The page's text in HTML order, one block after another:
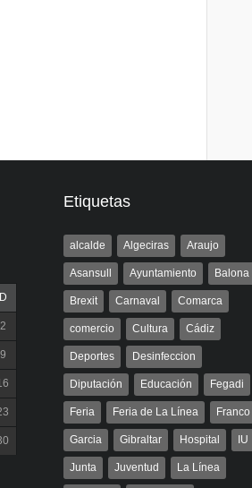
D
2
9
Etiquetas
alcalde Algeciras Araujo
Asansull Ayuntamiento Balona
Brexit Carnaval Comarca
comercio Cultura Cádiz
Deportes Desinfeccion
Diputación Educación Fegadi
Feria Feria de La Línea Franco
Garcia Gibraltar Hospital IU
Junta Juventud La Línea